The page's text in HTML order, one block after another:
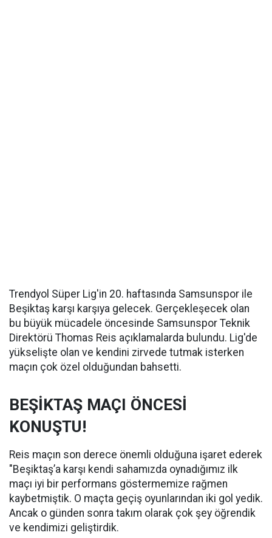
Trendyol Süper Lig'in 20. haftasında Samsunspor ile
Beşiktaş karşı karşıya gelecek. Gerçekleşecek olan
bu büyük mücadele öncesinde Samsunspor Teknik
Direktörü Thomas Reis açıklamalarda bulundu. Lig'de
yükselişte olan ve kendini zirvede tutmak isterken
maçın çok özel olduğundan bahsetti.
BEŞİKTAŞ MAÇI ÖNCESİ
KONUŞTU!
Reis maçın son derece önemli olduğuna işaret ederek
"Beşiktaş’a karşı kendi sahamızda oynadığımız ilk
maçı iyi bir performans göstermemize rağmen
kaybetmiştik. O maçta geçiş oyunlarından iki gol yedik.
Ancak o günden sonra takım olarak çok şey öğrendik
ve kendimizi geliştirdik.